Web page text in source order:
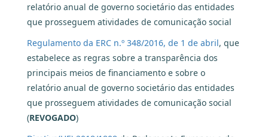
relatório anual de governo societário das entidades
que prosseguem atividades de comunicação social
Regulamento da ERC n.º 348/2016, de 1 de abril, que
estabelece as regras sobre a transparência dos
principais meios de financiamento e sobre o
relatório anual de governo societário das entidades
que prosseguem atividades de comunicação social
(REVOGADO)